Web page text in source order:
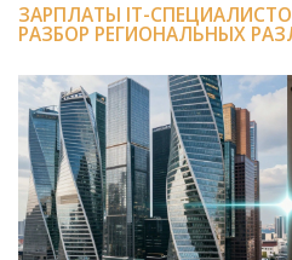
ЗАРПЛАТЫ IT-
РАЗБОР РЕГИОНАЛЬНЫХ